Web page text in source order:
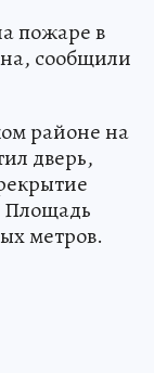
пожаре в
сообщили
районе на
дверь,
Площадь
метров.